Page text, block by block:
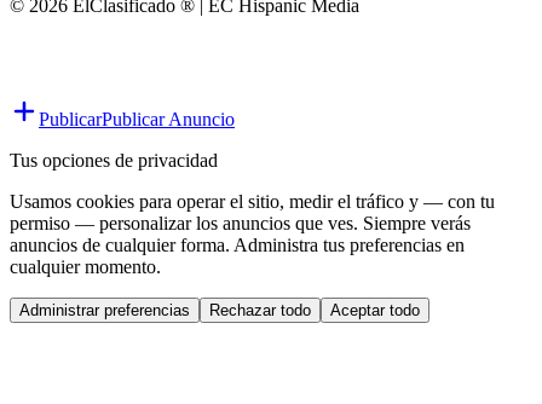
© 2026 ElClasificado ® | EC Hispanic Media
PublicarPublicar Anuncio
Tus opciones de privacidad
Usamos cookies para operar el sitio, medir el tráfico y — con tu
permiso — personalizar los anuncios que ves. Siempre verás
anuncios de cualquier forma. Administra tus preferencias en
cualquier momento.
Administrar preferencias Rechazar todo Aceptar todo